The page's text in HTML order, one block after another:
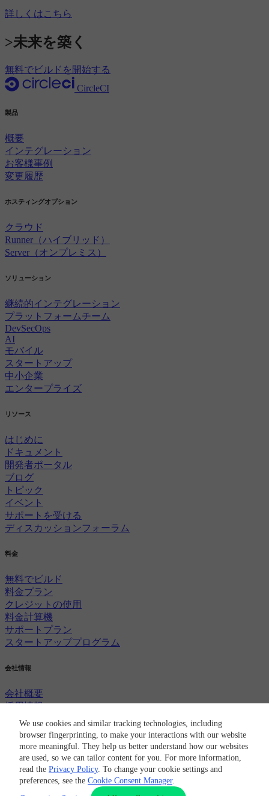
We use cookies and similar tracking technologies, including
browser fingerprinting, to make your interactions with our website
more meaningful. They help us better understand how our websites
are used, so we can tailor content for you. For more information,
read the Privacy Policy. To change your cookie settings and
preferences, see the Cookie Consent Manager.
詳しくはこちら
>未来を築く
無料でビルドを開始する
CircleCI
製品
概要
インテグレーション
お客様事例
変更履歴
ホスティングオプション
クラウド
Runner（ハイブリッド）
Server（オンプレミス）
ソリューション
継続的インテグレーション
プラットフォームチーム
DevSecOps
AI
モバイル
スタートアップ
中小企業
エンタープライズ
リソース
はじめに
ドキュメント
開発者ポータル
ブログ
トピック
イベント
サポートを受ける
ディスカッションフォーラム
料金
無料でビルド
料金プラン
クレジットの使用
料金計算機
サポートプラン
スタートアッププログラム
会社情報
会社概要
採用情報
ニュースルーム
パートナー
CircleCIブランド
セキュリティ
© 2026 Circle Internet Services, Inc.
利用規約 プライバシー ポリシー Cookie ポリシー